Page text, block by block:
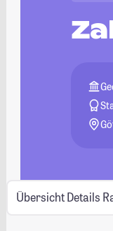
Übersicht Details